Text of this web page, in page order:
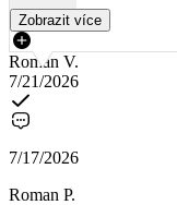
Zobrazit více
Roman V.
7/21/2026
7/17/2026
Roman P.